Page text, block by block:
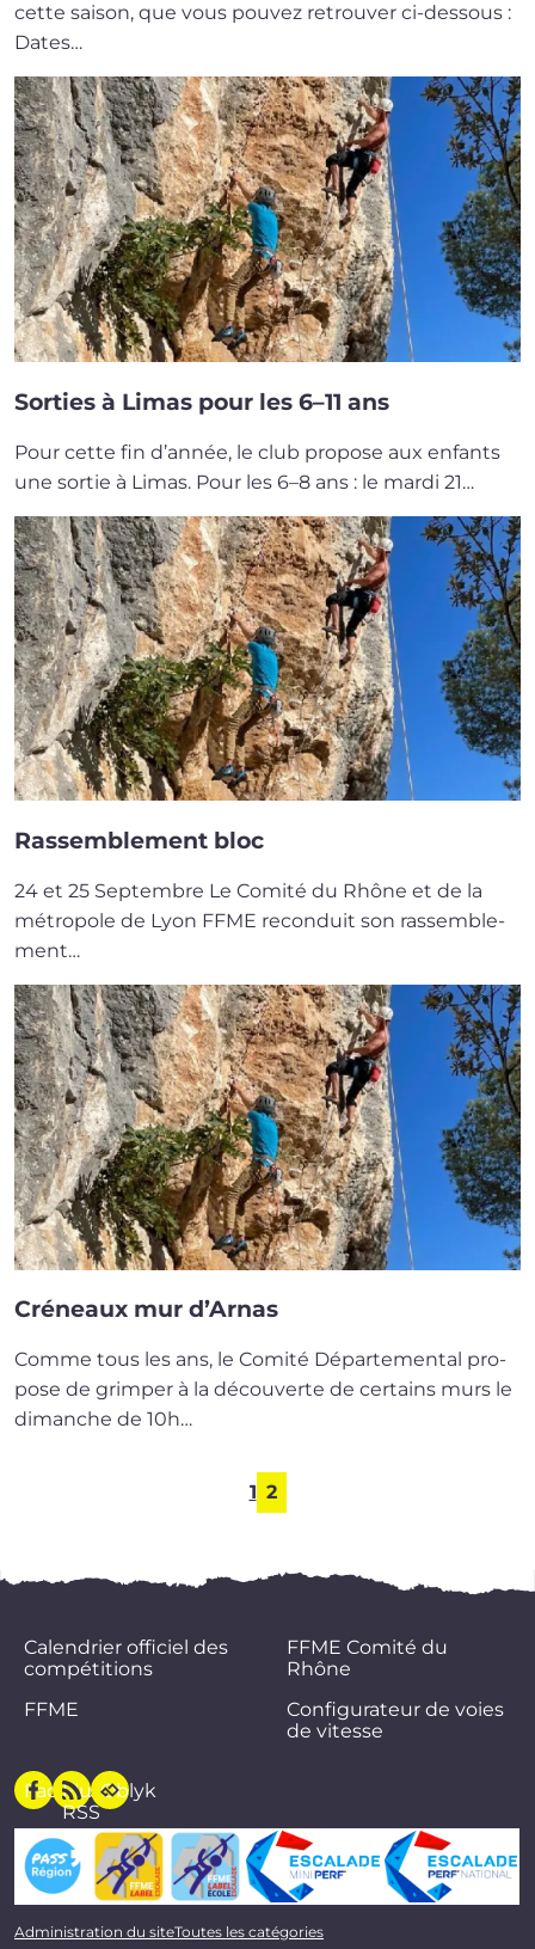
cette sai­son, que vous pou­vez retrou­ver ci-dessous :
Dates…
Sorties à Limas pour les 6–11 ans
Pour cette fin d’an­née, le club pro­pose aux enfants
une sor­tie à Limas. Pour les 6–8 ans : le mar­di 21…
Rassemblement bloc
24 et 25 Septembre Le Comité du Rhône et de la
métro­pole de Lyon FFME recon­duit son ras­sem­ble­
ment…
Créneaux mur d’Arnas
Comme tous les ans, le Comité Départemental pro­
pose de grim­per à la décou­verte de cer­tains murs le
dimanche de 10h…
1 2
Calendrier officiel des
compétitions
FFME
FFME Comité du
Rhône
Configurateur de voies
de vitesse
Facebook
Flux
RSS
Oblyk
Administration du siteToutes les catégories